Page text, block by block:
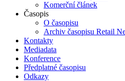
Komerční článek
Časopis
O časopisu
Archiv časopisu Retail
Kontakty
Mediadata
Konference
Předplatné časopisu
Odkazy